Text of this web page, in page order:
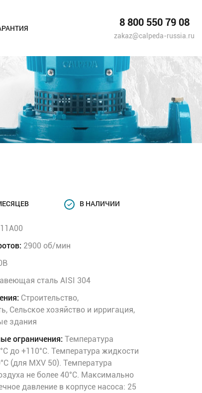
8 800 550 79 08
zakaz@calpeda-russia.ru
В НАЛИЧИИ
2900 об/мин
сталь AISI 304
Строительство,
Сельское хозяйство и ирригация,
здания
ограничения: Температура
до +110°C. Температура жидкости
(для MXV 50). Температура
не более 40°C. Максимально
давление в корпусе насоса: 25